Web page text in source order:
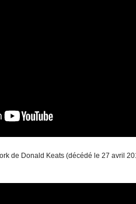
de Donald Keats (décédé le 27 avril